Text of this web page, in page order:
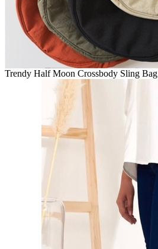
Trendy Half Moon Crossbody Sling Bag